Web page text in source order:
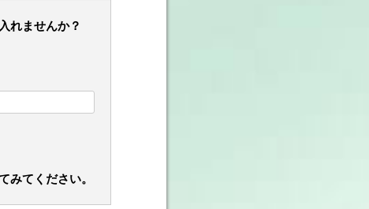
れませんか？
てください。